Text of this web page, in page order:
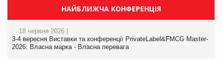
НАЙБЛИЖЧА КОНФЕРЕНЦІЯ
18 червня 2026 |
3-4 вересня Виставки та конференції PrivateLabel&FMCG Master-
2026: Власна марка - Власна перевага